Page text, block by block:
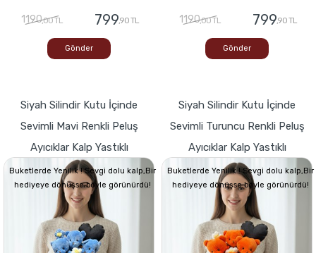
1190,00 TL 799,90 TL
Gönder
1190,00 TL 799,90 TL
Gönder
Siyah Silindir Kutu İçinde
Sevimli Mavi Renkli Peluş
Ayıcıklar Kalp Yastıklı
Buketlerde Yenilik ! Sevgi dolu kalp,Bir
hediyeye dönüşse böyle görünürdü!
Siyah Silindir Kutu İçinde
Sevimli Turuncu Renkli Peluş
Ayıcıklar Kalp Yastıklı
Buketlerde Yenilik ! Sevgi dolu kalp,Bir
hediyeye dönüşse böyle görünürdü!